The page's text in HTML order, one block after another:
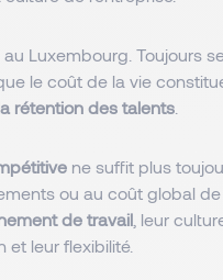
Luxembourg. Toujours
le coût de la vie
rétention des talents.
ne suffit plus
ou au coût global de
de travail, leur
et leur flexibilité.